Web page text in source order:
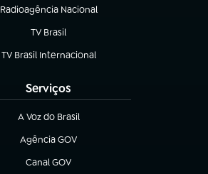
Radioagência Nacional
(abre em nova aba)
TV Brasil
(abre em nova aba)
TV Brasil Internacional
(abre em nova aba)
Serviços
A Voz do Brasil
(abre em nova aba)
Agência GOV
(abre em nova aba)
Canal GOV
(abre em nova aba)